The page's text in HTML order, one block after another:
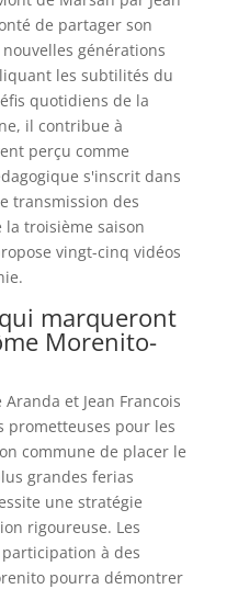
de partager son
générations
les subtilités du
quotidiens de la
il contribue à
perçu comme
s'inscrit dans
transmission des
troisième saison
vingt-cinq vidéos
marqueront
Morenito-
et Jean Francois
prometteuses pour les
commune de placer le
grandes ferias
une stratégie
rigoureuse. Les
à des
pourra démontrer